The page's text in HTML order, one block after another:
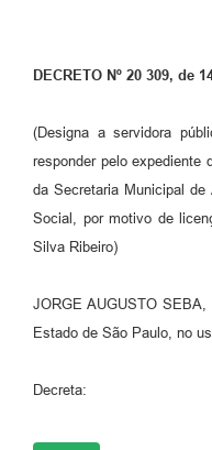
Perguntas Frequentes
Transparência
Audiências Públicas
Links
Emprega
Agenda
DECRETO Nº 20 309, de
(Designa a servidora
responder pelo expediente
da Secretaria Municipal
Social, por motivo de
Silva Ribeiro)
JORGE AUGUSTO
Estado de São Paulo, no
Decreta: